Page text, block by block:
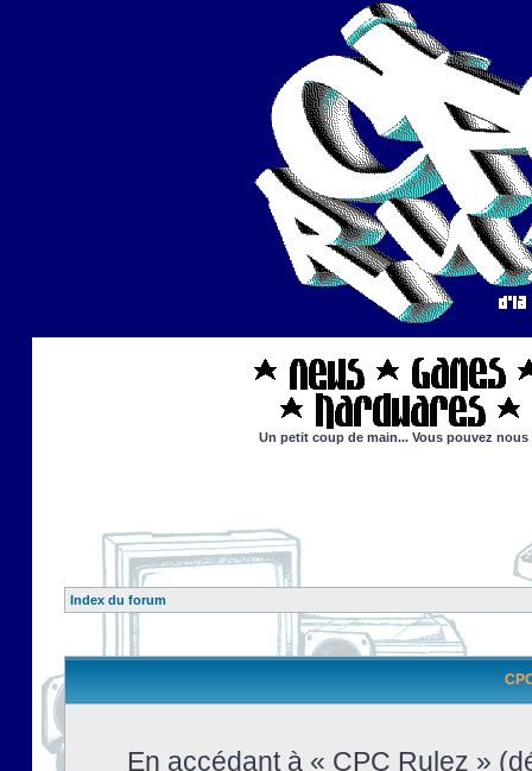
Un petit coup de main... Vous pouvez
Index du forum
En accédant à « CPC Rulez »